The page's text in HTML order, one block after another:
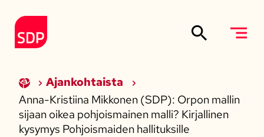
Etusivulle
Ajankohtaista
Anna-Kristiina Mikkonen (SDP): Orpon mallin
sijaan oikea pohjoismainen malli? Kirjallinen
kysymys Pohjoismaiden hallituksille